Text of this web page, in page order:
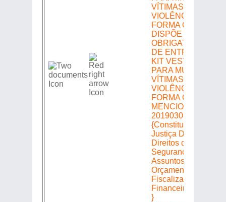
DISPÕE SOBRE A
DE ENTREGA DE
KIT VESTUÁRIO
PARA MULHERES
VÍTIMAS DE
VIOLÊNCIA, NA
FORMA QUE
MENCIONA. =>
20190301606 =>
{Constituição e
Justiça Defesa dos
Direitos da Mulher
Segurança Pública e
Assuntos de Polícia
Orçamento Finanças
Fiscalização
Financeira e
}